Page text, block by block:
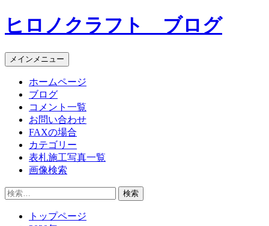
コ
ン
ン
ツ
ヒロノクラフト ブログ
メインメニュー
ホームページ
ブログ
コメント一覧
お問い合わせ
FAXの場合
カテゴリー
表札施工写真一覧
画像検索
検
トップページ